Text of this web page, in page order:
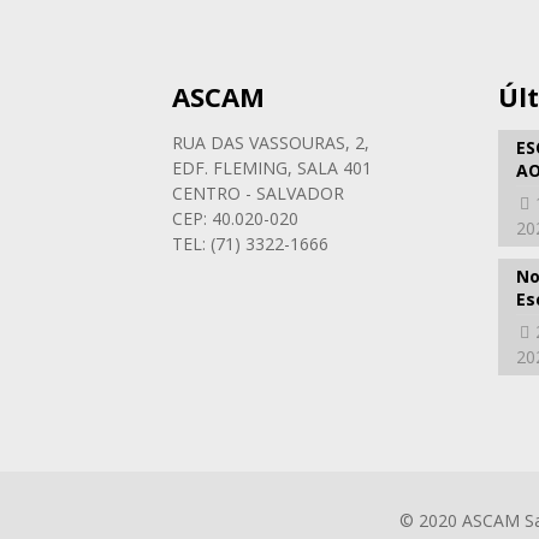
ASCAM
RUA DAS VASSOURAS, 2,
EDF. FLEMING, SALA 401
CENTRO - SALVADOR
CEP: 40.020-020
TEL: (71) 3322-1666
© 2020 ASCAM